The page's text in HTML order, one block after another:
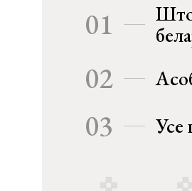
01
Што
02
03 Усе